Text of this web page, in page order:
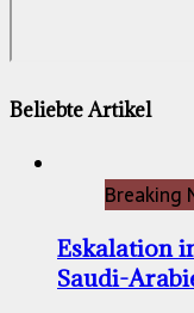
Beliebte Artikel
Breaking
Eskalation
Saudi-